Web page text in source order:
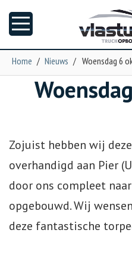
Nieuws
Garage
Trailers
Torpedo
Home / Nieuws / Woensdag 6
Zojuist hebben wij
overhandigd aan Pier
door ons compleet
opgebouwd. Wij
deze fantastische